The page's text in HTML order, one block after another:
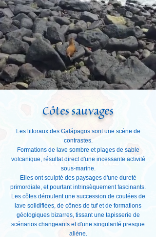
Côtes sauvages
Les littoraux des Galápagos sont une scène de
contrastes.
Formations de lave sombre et plages de sable
volcanique, résultat direct d'une incessante activité
sous-marine.
Elles ont sculpté des paysages d'une dureté
primordiale, et pourtant intrinsèquement fascinants.
Les côtes déroulent une succession de coulées de
lave solidifiées, de cônes de tuf et de formations
géologiques bizarres, tissant une tapisserie de
scénarios changeants et d'une singularité presque
aliène.